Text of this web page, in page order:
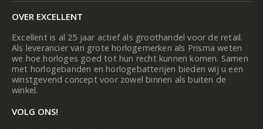
OVER EXCELLENT
Excellent is al 25 jaar actief als groothandel voor de retail.
Als leverancier van grote horlogemerken als Prisma weten
we hoe horloges goed tot hun recht kunnen komen. Samen
met horlogebanden en horlogebatterijen bieden wij u een
winstgevend concept voor zowel binnen als buiten de
winkel.
VOLG ONS!